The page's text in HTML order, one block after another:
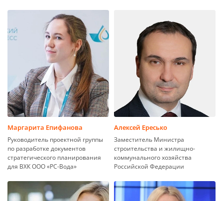
Маргарита Епифанова
Руководитель проектной группы
по разработке документов
стратегического планирования
для ВХК ООО «РС-Вода»
Алексей Ересько
Заместитель Министра
строительства и жилищно-
коммунального хозяйства
Российской Федерации